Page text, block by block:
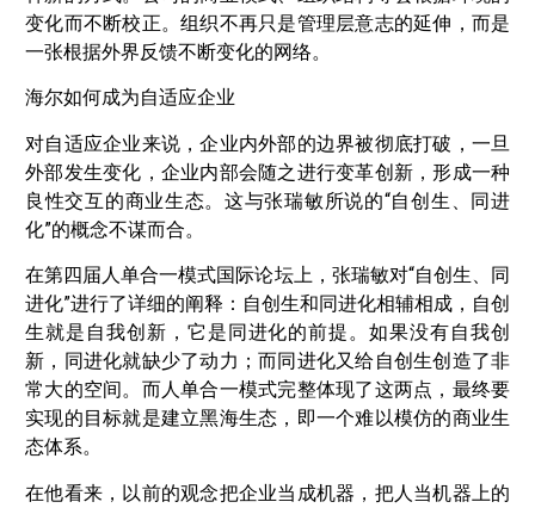
变化而不断校正。组织不再只是管理层意志的延伸，而是
一张根据外界反馈不断变化的网络。
海尔如何成为自适应企业
对自适应企业来说，企业内外部的边界被彻底打破，一旦
外部发生变化，企业内部会随之进行变革创新，形成一种
良性交互的商业生态。这与张瑞敏所说的“自创生、同进
化”的概念不谋而合。
在第四届人单合一模式国际论坛上，张瑞敏对“自创生、同
进化”进行了详细的阐释：自创生和同进化相辅相成，自创
生就是自我创新，它是同进化的前提。如果没有自我创
新，同进化就缺少了动力；而同进化又给自创生创造了非
常大的空间。而人单合一模式完整体现了这两点，最终要
实现的目标就是建立黑海生态，即一个难以模仿的商业生
态体系。
在他看来，以前的观念把企业当成机器，把人当机器上的